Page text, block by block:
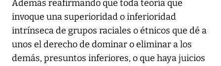
Además reafirmando que toda teoría que
invoque una superioridad o inferioridad
intrínseca de grupos raciales o étnicos que dé a
unos el derecho de dominar o eliminar a los
demás, presuntos inferiores, o que haya juicios